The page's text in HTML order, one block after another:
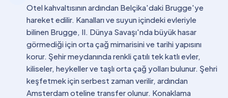
Otel kahvaltısının ardından Belçika'daki Brugge'ye
hareket edilir. Kanalları ve suyun içindeki evleriyle
bilinen Brugge, II. Dünya Savaşı'nda büyük hasar
görmediği için orta çağ mimarisini ve tarihi yapısını
korur. Şehir meydanında renkli çatılı tek katlı evler,
kiliseler, heykeller ve taşlı orta çağ yolları bulunur. Şehri
keşfetmek için serbest zaman verilir, ardından
Amsterdam oteline transfer olunur. Konaklama